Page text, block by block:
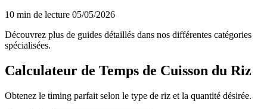
10 min de lecture 05/05/2026
Découvrez plus de guides détaillés dans nos différentes catégories
spécialisées.
Calculateur de Temps de Cuisson du Riz
Obtenez le timing parfait selon le type de riz et la quantité désirée.